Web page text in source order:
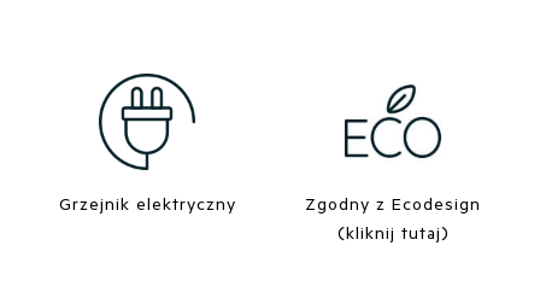
Grzejnik elektryczny
Zgodny z Ecodesign
(kliknij tutaj)